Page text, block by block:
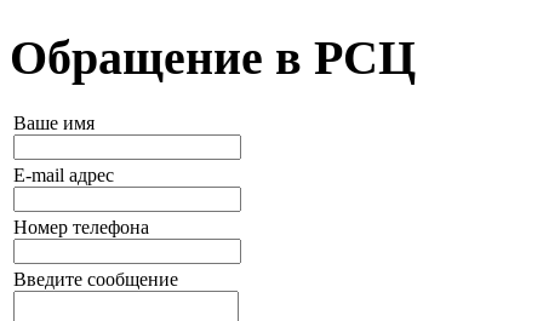
Обращение в РСЦ
Ваше имя
E-mail адрес
Номер телефона
Введите сообщение